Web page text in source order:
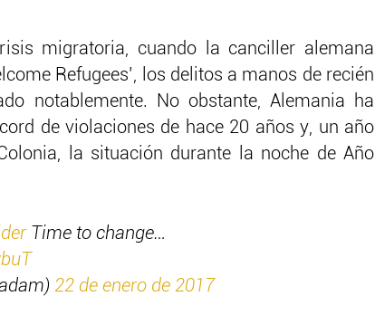
migratoria, cuando la canciller alemana
Refugees’, los delitos a manos de recién
notablemente. No obstante, Alemania ha
de violaciones de hace 20 años y, un año
la situación durante la noche de Año
Time to change…
22 de enero de 2017